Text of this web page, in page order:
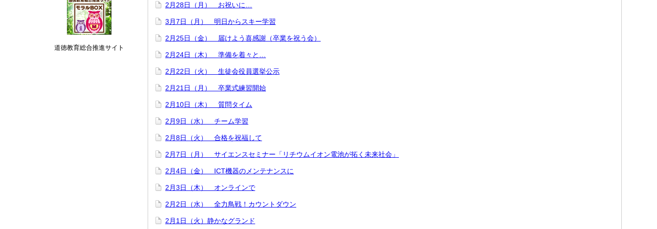
道徳教育総合推進サイト
2月28日（月） お祝いに…
3月7日（月） 明日からスキー学習
2月25日（金） 届けよう喜感謝（卒業を祝う会）
2月24日（木） 準備を着々と…
2月22日（火） 生徒会役員選挙公示
2月21日（月） 卒業式練習開始
2月10日（木） 質問タイム
2月9日（水） チーム学習
2月8日（火） 合格を祝福して
2月7日（月） サイエンスセミナー「リチウムイオン電池が拓く未来社会」
2月4日（金） ICT機器のメンテナンスに
2月3日（木） オンラインで
2月2日（水） 全力鳥戦！カウントダウン
2月1日（火）静かなグランド